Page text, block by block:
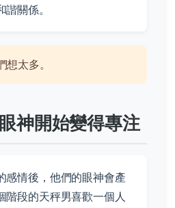
關係。
太多。
神開始變得專注
感情後，他們的眼神會產
階段的天秤男喜歡一個人